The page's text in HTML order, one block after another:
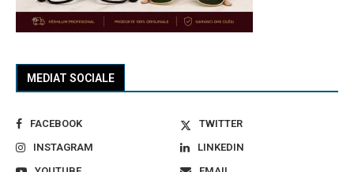
MEDIAT SOCIALE
FACEBOOK
TWITTER
INSTAGRAM
LINKEDIN